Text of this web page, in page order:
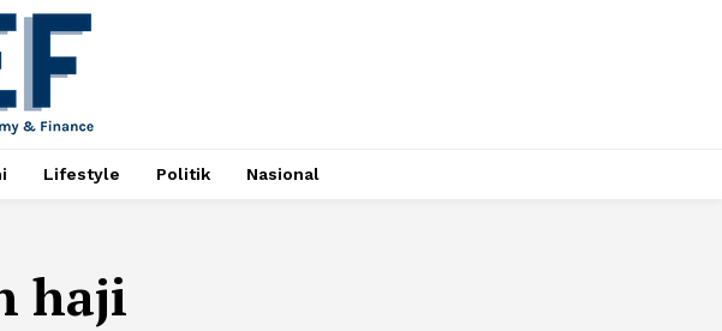
Lifestyle Politik Nasional
haji